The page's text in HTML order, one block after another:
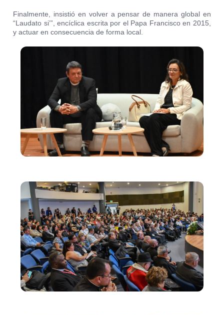
Finalmente, insistió en volver a pensar de manera global en
“Laudato si’”, encíclica escrita por el Papa Francisco en 2015,
y actuar en consecuencia de forma local.